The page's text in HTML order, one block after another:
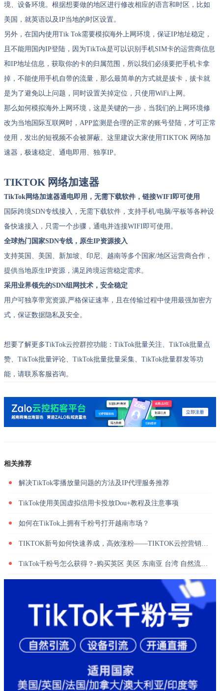
境、设备环境。根据想要做的地区进行修改相应的语言和时区，比如
美国，就英语以及IP当地的时区设置。
另外，在国内使用Tik Tok需要模拟海外上网环境，保证IP地址稳定，
且不能用国内IP登陆，因为TikTok是可以识别手机SIM卡的运营商信息
和IP地址信息，获取你的卡的归属范围，所以我们必须要把手机卡拿
掉，不能使用手机自带的流量，那么最简单的方式就是拔卡，拔卡就
是为了避免以上问题，同时设置关掉定位，只使用WiFi上网。
那么如何模拟海外上网环境，这是关键的一步，当我们的上网环境修
改为当地国际互联网时，APP监测是合理的正常的账号登陆，才可正常
使用，发出的短视频不会被屏蔽。这里建议大家使用TIKTOK 网络加
速器，极速稳定、通电即用、独享IP。
TIKTOK 网络加速器
TikTok网络加速器通电即用，无需下载软件，链接WIFI即可使用
国际跨境SDN专线接入，无需下载软件，支持手机/电脑/平板等各种设
备快速接入，只需一个步骤，通电并连接WIFI即可使用。
全球热门国家SDN专线，原生IP资源接入
支持英国、美国、新加坡、印尼、越南等多个国家/地区运营商合作，
提供当地原生IP资源，满足跨境运营稳定需求。
采用业界领先的SDN组网技术，安全稳定
用户可独享带宽资源,严格保证速率，且在传输过程中使用最强加密方
式，保证数据隐私及安全。
想要了解更多TikTok云控群控功能：TikTok批量关注、TikTok批量点
赞、TikTok批量评论、TikTok批量批量采集、TikTok批量群发等功
能，请联系客服咨询。
相关推荐
解决TikTok零播放量问题的方法及IP代理服务推荐
TikTok使用美国虚拟信用卡投放Dou+教程及注意事项
如何在TikTok上拥有千粉号打开越南市场？
TIKTOK新号如何快速养成，高效涨粉——TIKTOK云控营销系统
TikTok千粉号怎么获得？-购买英区 美区 东南亚 台湾 自然流量千粉